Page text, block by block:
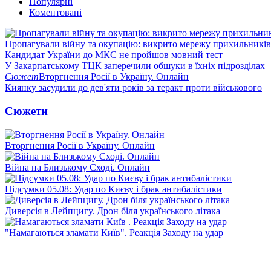
Коментовані
Пропагували війну та окупацію: викрито мережу
Кандидат України до МКС не пройшов мовний тест
У Закарпатському ТЦК заперечили обшуки в їхніх підрозділах
СюжетВторгнення Росії в Україну. Онлайн
Киянку засудили до дев'яти років за теракт проти військового
Сюжети
Вторгнення Росії в Україну. Онлайн
Війна на Близькому Сході. Онлайн
Підсумки 05.08: Удар по Києву і брак антибалістики
Диверсія в Лейпцигу. Дрон біля українського літака
"Намагаються зламати Київ". Реакція Заходу на удар